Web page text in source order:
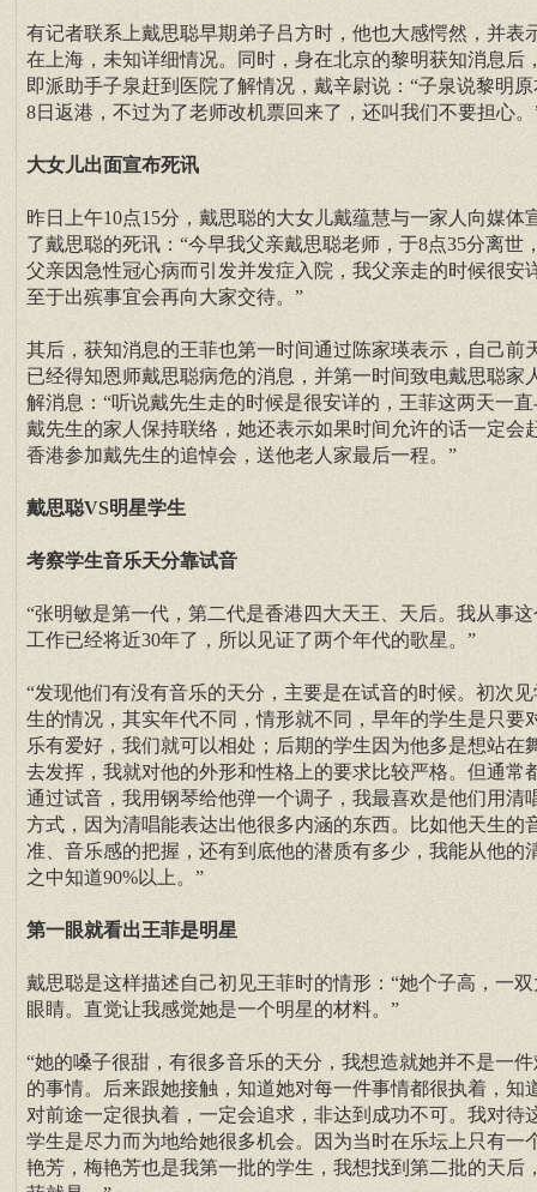
有记者联系上戴思聪早期弟子吕方时，他也大感愕然，并表
在上海，未知详细情况。同时，身在北京的黎明获知消息后
即派助手子泉赶到医院了解情况，戴辛尉说：“子泉说黎明原
8日返港，不过为了老师改机票回来了，还叫我们不要担心。
大女儿出面宣布死讯
昨日上午10点15分，戴思聪的大女儿戴蕴慧与一家人向媒体
了戴思聪的死讯：“今早我父亲戴思聪老师，于8点35分离世
父亲因急性冠心病而引发并发症入院，我父亲走的时候很安
至于出殡事宜会再向大家交待。”
其后，获知消息的王菲也第一时间通过陈家瑛表示，自己前
已经得知恩师戴思聪病危的消息，并第一时间致电戴思聪家
解消息：“听说戴先生走的时候是很安详的，王菲这两天一直
戴先生的家人保持联络，她还表示如果时间允许的话一定会
香港参加戴先生的追悼会，送他老人家最后一程。”
戴思聪VS明星学生
考察学生音乐天分靠试音
“张明敏是第一代，第二代是香港四大天王、天后。我从事这
工作已经将近30年了，所以见证了两个年代的歌星。”
“发现他们有没有音乐的天分，主要是在试音的时候。初次见
生的情况，其实年代不同，情形就不同，早年的学生是只要
乐有爱好，我们就可以相处；后期的学生因为他多是想站在
去发挥，我就对他的外形和性格上的要求比较严格。但通常
通过试音，我用钢琴给他弹一个调子，我最喜欢是他们用清
方式，因为清唱能表达出他很多内涵的东西。比如他天生的
准、音乐感的把握，还有到底他的潜质有多少，我能从他的
之中知道90%以上。”
第一眼就看出王菲是明星
戴思聪是这样描述自己初见王菲时的情形：“她个子高，一双
眼睛。直觉让我感觉她是一个明星的材料。”
“她的嗓子很甜，有很多音乐的天分，我想造就她并不是一件
的事情。后来跟她接触，知道她对每一件事情都很执着，知
对前途一定很执着，一定会追求，非达到成功不可。我对待
学生是尽力而为地给她很多机会。因为当时在乐坛上只有一
艳芳，梅艳芳也是我第一批的学生，我想找到第二批的天后